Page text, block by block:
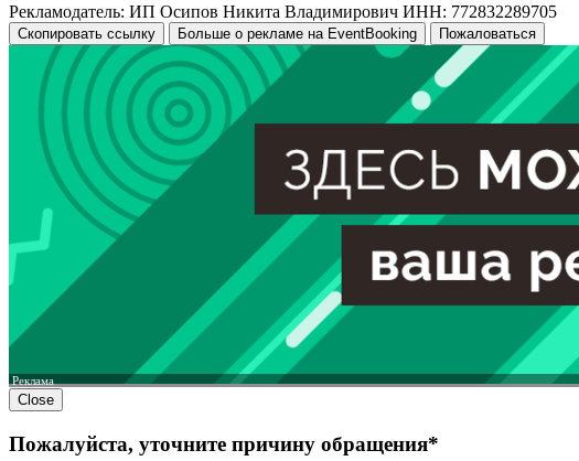
Рекламодатель: ИП Осипов Никита Владимирович ИНН: 772832289705
Скопировать ссылку Больше о рекламе на EventBooking Пожаловаться
Реклама
Close
Пожалуйста, уточните причину обращения*